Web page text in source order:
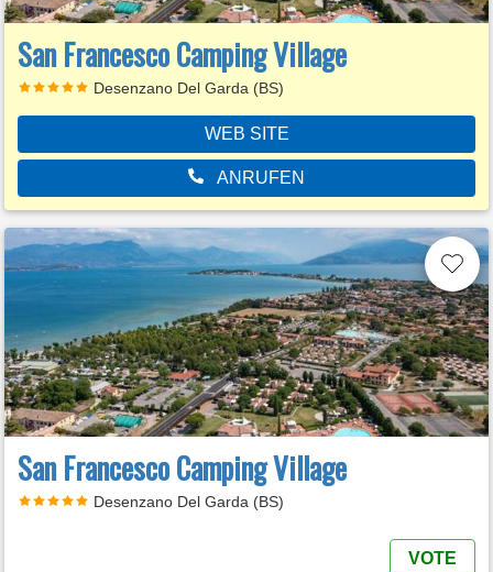
San Francesco Camping Village
Desenzano Del Garda (BS)
WEB SITE
ANRUFEN
San Francesco Camping Village
Desenzano Del Garda (BS)
VOTE